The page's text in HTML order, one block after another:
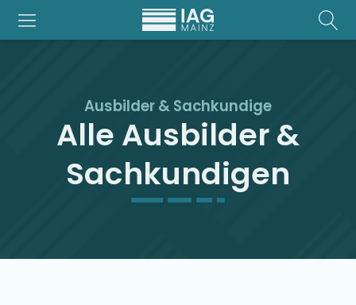
Ausbilder & Sachkundige
Alle Ausbilder &
Sachkundigen